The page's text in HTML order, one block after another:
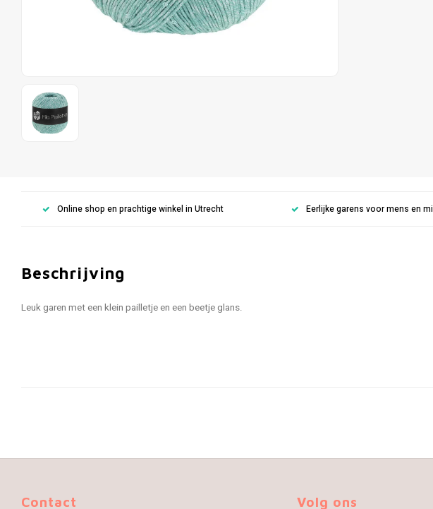
Online shop en prachtige winkel in Utrecht Eerlijke garens voor mens en
Beschrijving
Leuk garen met een klein pailletje en een beetje glans.
Contact Volg ons